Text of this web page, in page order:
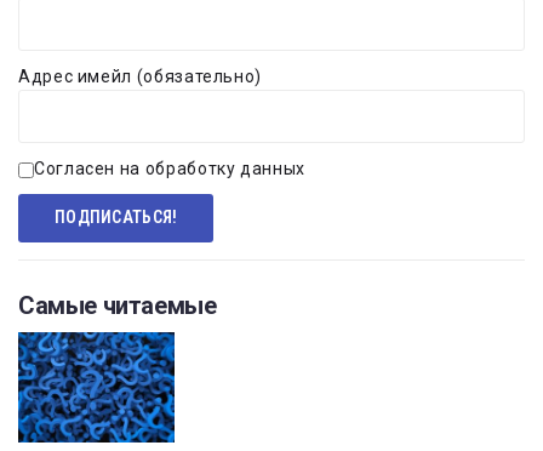
Адрес имейл (обязательно)
Согласен на обработку данных
Самые читаемые